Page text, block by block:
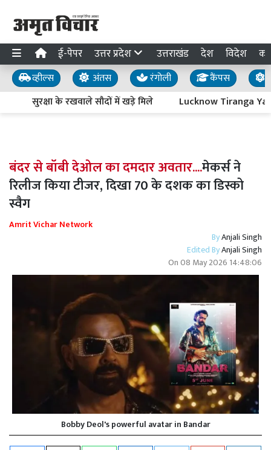
ई-पेपर उत्तर प्रदेश उत्तराखंड देश विदेश
व्हील्स अंतस रंगोली कैंपस
सुरक्षा के रखवाले सौदों में खड़े मिले
Lucknow Tiranga
बंदर से बॉबी देओल का दमदार अवतार....मेकर्स ने
रिलीज किया टीजर, दिखा 70 के दशक का डिस्को
स्वैग
Amrit Vichar Network
ByAnjali Singh
Edited ByAnjali Singh
On08 May 2026 14:48:06
Bobby Deol's powerful avatar in Bandar